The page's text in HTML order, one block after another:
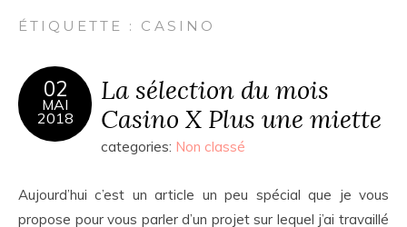
ÉTIQUETTE : CASINO
02
MAI
2018
La sélection du mois
Casino X Plus une miette
categories: Non classé
Aujourd’hui c’est un article un peu spécial que je vous
propose pour vous parler d’un projet sur lequel j’ai travaillé